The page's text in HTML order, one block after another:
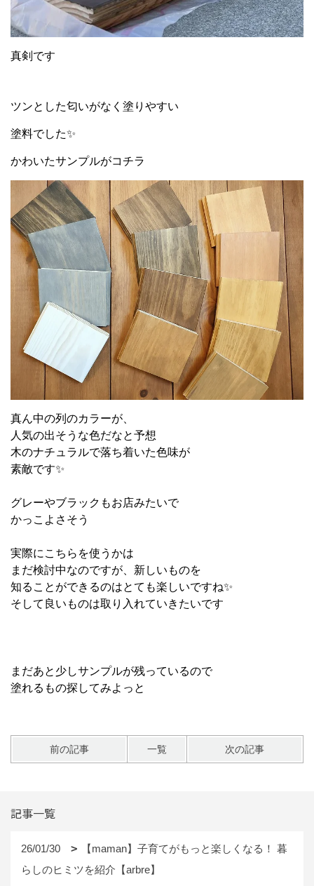
真剣です
ツンとした匂いがなく塗りやすい
塗料でした✨
かわいたサンプルがコチラ
真ん中の列のカラーが、
人気の出そうな色だなと予想
木のナチュラルで落ち着いた色味が
素敵です✨
グレーやブラックもお店みたいで
かっこよさそう
実際にこちらを使うかは
まだ検討中なのですが、新しいものを
知ることができるのはとても楽しいですね✨
そして良いものは取り入れていきたいです
まだあと少しサンプルが残っているので
塗れるもの探してみよっと
前の記事 一覧 次の記事
記事一覧
26/01/30
【maman】子育てがもっと楽しくなる！ 暮
らしのヒミツを紹介【arbre】